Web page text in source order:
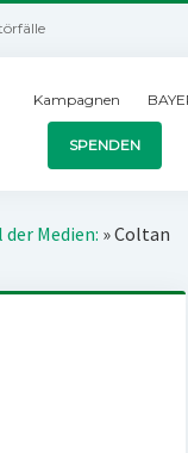
Kampagnen
SPENDEN
Medien: »Coltan